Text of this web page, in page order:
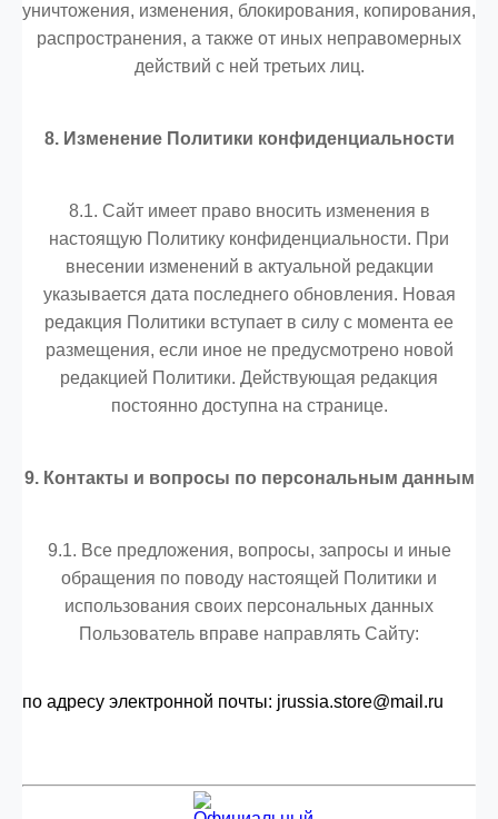
уничтожения, изменения, блокирования, копирования,
распространения, а также от иных неправомерных
действий с ней третьих лиц.
8. Изменение Политики конфиденциальности
8.1. Сайт имеет право вносить изменения в
настоящую Политику конфиденциальности. При
внесении изменений в актуальной редакции
указывается дата последнего обновления. Новая
редакция Политики вступает в силу с момента ее
размещения, если иное не предусмотрено новой
редакцией Политики. Действующая редакция
постоянно доступна на странице.
9. Контакты и вопросы по персональным данным
9.1. Все предложения, вопросы, запросы и иные
обращения по поводу настоящей Политики и
использования своих персональных данных
Пользователь вправе направлять Сайту:
по адресу электронной почты: jrussia.store@mail.ru